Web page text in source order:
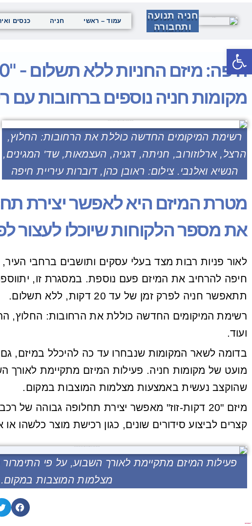
חניה תנועה
ותחבורה
עמוד – ראשי חניה כנסים
מקומות חניה נוספים ברחובות עם
רשימת המיקומים החדשה כוללת את הרחובות: החלוץ,
הרצל, ארלוזורוב, חניתה, דגניה, העצמאות, שד' המגינים,
הנשיא ואלנבי. צילום: ראובן כהן, דוברות עיריית חיפה
מטרת המיזם היא לאפשר יצירת
את מספר הלקוחות שיוכלו לעצור
חיפה להרחיב את המיזם פעם נוספת.
תתאפשר חניה לפרק זמן של עד 20 דקות, ללא תשלום.
רשימת המיקומים החדשה כוללת את הרחובות: החלוץ,
ועוד.
בדומה לשאר המקומות שנבחרו עד כה להיכלל במיזם, גם
מועט של מקומות חניה. פעילות המיזם מתקיימת לאורך
שהוקצב נעשית באמצעות מצלמות המוצבות במקום.
מיזם "20 דקות-זוז" מאפשר יצירת תחלופה גבוהה
קצרים לביצוע סידורים שונים, כגון רכישת מוצר כלשהו
פעילות המיזם מתקיימת לאורך השבוע, על פי
מצלמות המוצבות במקום.
פתח סרגל נגישות